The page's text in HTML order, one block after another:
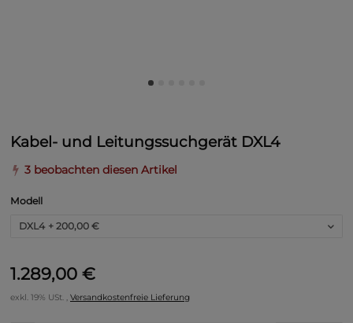
Kabel- und Leitungssuchgerät DXL4
3 beobachten diesen Artikel
Modell
DXL4 + 200,00 €
1.289,00 €
exkl. 19% USt. , Versandkostenfreie Lieferung